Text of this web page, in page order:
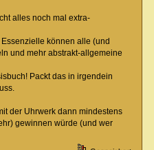
alles noch mal extra-
können alle (und
und mehr abstrakt-allgemeine
Packt das in irgendein
der Uhrwerk dann mindestens
gewinnen würde (und wer